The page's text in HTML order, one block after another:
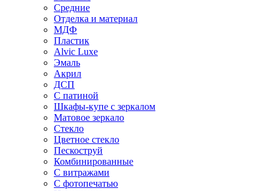
Средние
Отделка и материал
МДФ
Пластик
Alvic Luxe
Эмаль
Акрил
ДСП
С патиной
Шкафы-купе с зеркалом
Матовое зеркало
Стекло
Цветное стекло
Пескоструй
Комбинированные
С витражами
С фотопечатью